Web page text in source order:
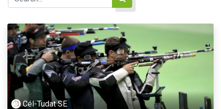
Cél-Tudat SE